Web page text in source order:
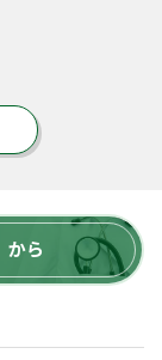
から